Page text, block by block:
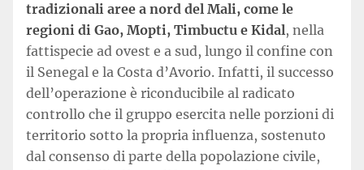
tradizionali aree a nord del Mali, come le
regioni di Gao, Mopti, Timbuctu e Kidal, nella
fattispecie ad ovest e a sud, lungo il confine con
il Senegal e la Costa d’Avorio. Infatti, il successo
dell’operazione è riconducibile al radicato
controllo che il gruppo esercita nelle porzioni di
territorio sotto la propria influenza, sostenuto
dal consenso di parte della popolazione civile,